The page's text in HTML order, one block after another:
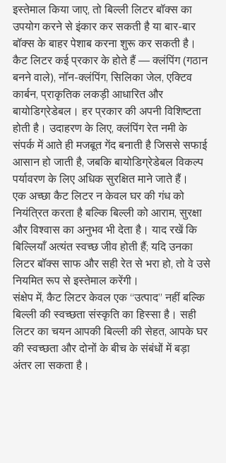
इस्तेमाल किया जाए, तो बिल्ली लिटर बॉक्स का
उपयोग करने से इंकार कर सकती है या बार-बार
बॉक्स के बाहर पेशाब करना शुरू कर सकती है।
कैट लिटर कई प्रकार के होते हैं — क्लंपिंग (गठान
बनने वाले), नॉन-क्लंपिंग, सिलिका जेल, एक्टिव
कार्बन, प्राकृतिक लकड़ी आधारित और
बायोडिग्रेडेबल। हर प्रकार की अपनी विशिष्टता
होती है। उदाहरण के लिए, क्लंपिंग रेत नमी के
संपर्क में आते ही मजबूत गेंद बनाती है जिससे सफाई
आसान हो जाती है, जबकि बायोडिग्रेडेबल विकल्प
पर्यावरण के लिए अधिक सुरक्षित माने जाते हैं।
एक अच्छा कैट लिटर न केवल घर की गंध को
नियंत्रित करता है बल्कि बिल्ली को आराम, सुरक्षा
और विश्वास का अनुभव भी देता है। याद रखें कि
बिल्लियाँ अत्यंत स्वच्छ जीव होती हैं; यदि उनका
लिटर बॉक्स साफ और सही रेत से भरा हो, तो वे उसे
नियमित रूप से इस्तेमाल करेंगी।
संक्षेप में, कैट लिटर केवल एक “उत्पाद” नहीं बल्कि
बिल्ली की स्वच्छता संस्कृति का हिस्सा है। सही
लिटर का चयन आपकी बिल्ली की सेहत, आपके घर
की स्वच्छता और दोनों के बीच के संबंधों में बड़ा
अंतर ला सकता है।